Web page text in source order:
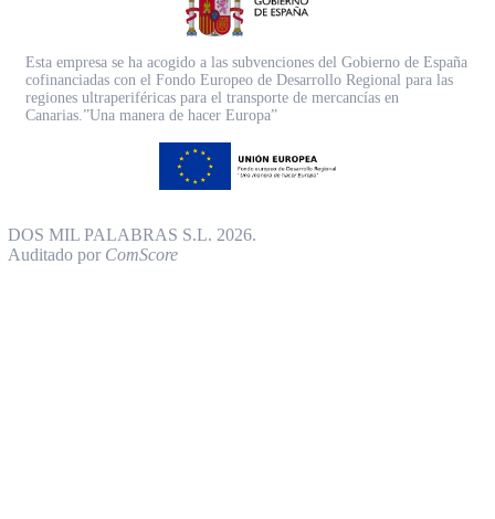
Esta empresa se ha acogido a las subvenciones del Gobierno de España
cofinanciadas con el Fondo Europeo de Desarrollo Regional para las
regiones ultraperiféricas para el transporte de mercancías en
Canarias.”Una manera de hacer Europa”
DOS MIL PALABRAS S.L. 2026.
Auditado por ComScore